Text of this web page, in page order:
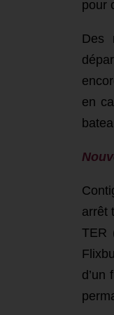
pour
Des
en
arrêt
TER
d’un